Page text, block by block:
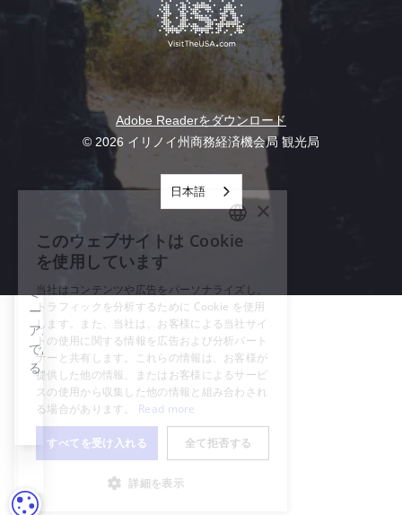
ロックフ
アート・
（R.A.D.）
ロックフォ
ード・アー
ト・デリ
（R.A.D.）
は、ロック
フォードの
ダウンタウ
ンにあるク
リエイティ
ブ集団。
ロックフォード・アート・デリ（R.A.D.）を見る
的な
ハウ
ス・
ミュ
ージ
アム
であ
る。
Adobe Readerをダウンロード
© 2026 イリノイ州商務経済機会局 観光局
日本語
クッキーの設定